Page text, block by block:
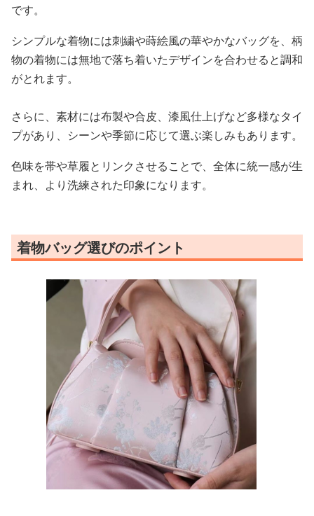
です。
シンプルな着物には刺繍や蒔絵風の華やかなバッグを、柄
物の着物には無地で落ち着いたデザインを合わせると調和
がとれます。
さらに、素材には布製や合皮、漆風仕上げなど多様なタイ
プがあり、シーンや季節に応じて選ぶ楽しみもあります。
色味を帯や草履とリンクさせることで、全体に統一感が生
まれ、より洗練された印象になります。
着物バッグ選びのポイント